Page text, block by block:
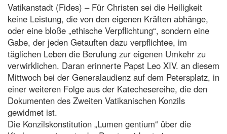
Vatikanstadt (Fides) – Für Christen sei die Heiligkeit
keine Leistung, die von den eigenen Kräften abhänge,
oder eine bloße „ethische Verpflichtung“, sondern eine
Gabe, der jeden Getauften dazu verpflichtee, im
täglichen Leben die Berufung zur eigenen Umkehr zu
verwirklichen. Daran erinnerte Papst Leo XIV. an diesem
Mittwoch bei der Generalaudienz auf dem Petersplatz, in
einer weiteren Folge aus der Katechesereihe, die den
Dokumenten des Zweiten Vatikanischen Konzils
gewidmet ist.
Die Konzilskonstitution „Lumen gentium“ über die